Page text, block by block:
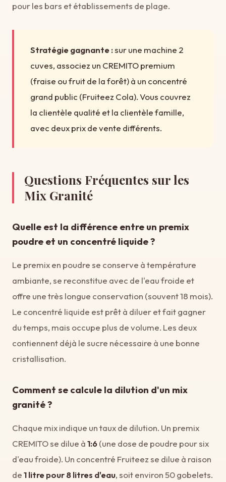
pour les bars et établissements de plage.
Stratégie gagnante :sur une machine 2
cuves, associez un CREMITO premium
(fraise ou fruit de la forêt) à un concentré
grand public (Fruiteez Cola). Vous couvrez
la clientèle qualité et la clientèle famille,
avec deux prix de vente différents.
Questions Fréquentes sur les
Mix Granité
Quelle est la différence entre un premix
poudre et un concentré liquide ?
Le premix en poudre se conserve à température
ambiante, se reconstitue avec de l'eau froide et
offre une très longue conservation (souvent 18 mois).
Le concentré liquide est prêt à diluer et fait gagner
du temps, mais occupe plus de volume. Les deux
contiennent déjà le sucre nécessaire à une bonne
cristallisation.
Comment se calcule la dilution d'un mix
granité ?
Chaque mix indique un taux de dilution. Un premix
CREMITO se dilue à1:6(une dose de poudre pour six
d'eau froide). Un concentré Fruiteez se dilue à raison
de1 litre pour 8 litres d'eau, soit environ 50 gobelets.